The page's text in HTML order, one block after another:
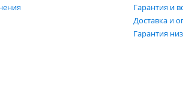
Гарантия и
Доставка и
Гарантия